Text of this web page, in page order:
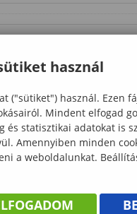
használ
("sütiket") használ. Ezen
Mindent elfogad
és statisztikai adatokat is
Amennyiben minden
a weboldalunkat.